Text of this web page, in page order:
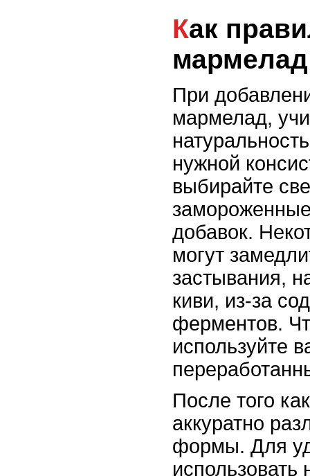
Как правильно разлить
При
мармелад,
нужной
выбирайте
добавок.
могут
застывания,
киви, из-за
ферментов.
используйте
После того
аккуратно
формы. Для